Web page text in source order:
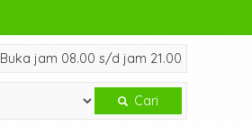
Buka jam 08.00 s/d jam 21.00
Cari